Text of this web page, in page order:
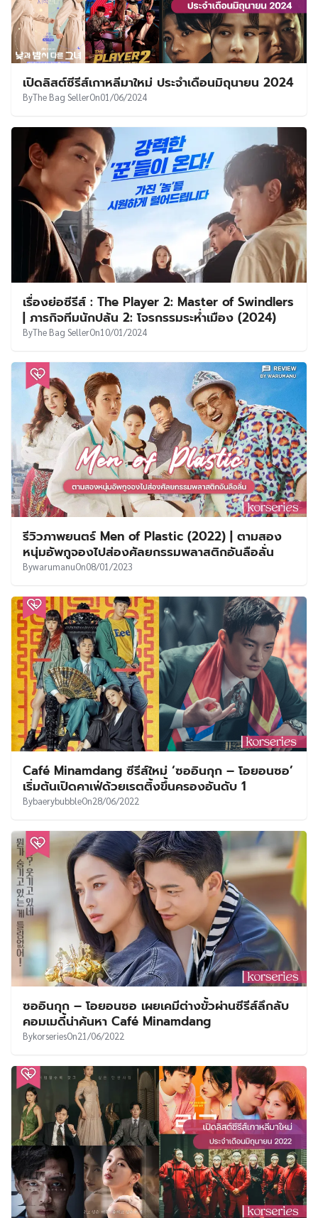
เปิดลิสต์ซีรีส์เกาหลีมาใหม่ ประจำเดือนมิถุนายน 2024
ByThe Bag SellerOn01/06/2024
เรื่องย่อซีรีส์ : The Player 2: Master of Swindlers
| ภารกิจทีมนักปล้น 2: โจรกรรมระห่ำเมือง (2024)
ByThe Bag SellerOn10/01/2024
รีวิวภาพยนตร์ Men of Plastic (2022) | ตามสอง
หนุ่มอัพกูจองไปส่องศัลยกรรมพลาสติกอันลือลั่น
BywarumanuOn08/01/2023
Café Minamdang ซีรีส์ใหม่ ‘ซออินกุก – โอยอนซอ’
เริ่มต้นเปิดคาเฟ่ด้วยเรตติ้งขึ้นครองอันดับ 1
BybaerybubbleOn28/06/2022
ซออินกุก – โอยอนซอ เผยเคมีต่างขั้วผ่านซีรีส์ลึกลับ
คอมเมดี้น่าค้นหา Café Minamdang
BykorseriesOn21/06/2022